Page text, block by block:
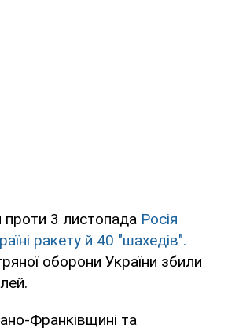
проти 3 листопада Росія
ракету й 40 "шахедів".
оборони України збили
Франківщині та